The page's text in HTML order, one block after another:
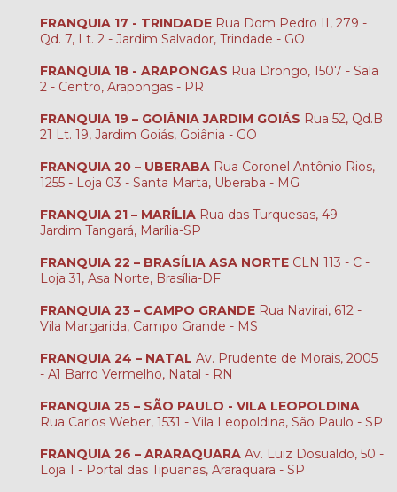
FRANQUIA 17 - TRINDADE Rua Dom Pedro II, 279 -
Qd. 7, Lt. 2 - Jardim Salvador, Trindade - GO
FRANQUIA 18 - ARAPONGAS Rua Drongo, 1507 - Sala
2 - Centro, Arapongas - PR
FRANQUIA 19 – GOIÂNIA JARDIM GOIÁS Rua 52, Qd.B
21 Lt. 19, Jardim Goiás, Goiânia - GO
FRANQUIA 20 – UBERABA Rua Coronel Antônio Rios,
1255 - Loja 03 - Santa Marta, Uberaba - MG
FRANQUIA 21 – MARÍLIA Rua das Turquesas, 49 -
Jardim Tangará, Marília-SP
FRANQUIA 22 – BRASÍLIA ASA NORTE CLN 113 - C -
Loja 31, Asa Norte, Brasília-DF
FRANQUIA 23 – CAMPO GRANDE Rua Navirai, 612 -
Vila Margarida, Campo Grande - MS
FRANQUIA 24 – NATAL Av. Prudente de Morais, 2005
- A1 Barro Vermelho, Natal - RN
FRANQUIA 25 – SÃO PAULO - VILA LEOPOLDINA
Rua Carlos Weber, 1531 - Vila Leopoldina, São Paulo - SP
FRANQUIA 26 – ARARAQUARA Av. Luiz Dosualdo, 50 -
Loja 1 - Portal das Tipuanas, Araraquara - SP